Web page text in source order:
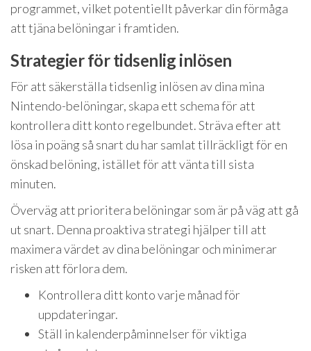
programmet, vilket potentiellt påverkar din förmåga
att tjäna belöningar i framtiden.
Strategier för tidsenlig inlösen
För att säkerställa tidsenlig inlösen av dina mina
Nintendo-belöningar, skapa ett schema för att
kontrollera ditt konto regelbundet. Sträva efter att
lösa in poäng så snart du har samlat tillräckligt för en
önskad belöning, istället för att vänta till sista
minuten.
Överväg att prioritera belöningar som är på väg att gå
ut snart. Denna proaktiva strategi hjälper till att
maximera värdet av dina belöningar och minimerar
risken att förlora dem.
Kontrollera ditt konto varje månad för
uppdateringar.
Ställ in kalenderpåminnelser för viktiga